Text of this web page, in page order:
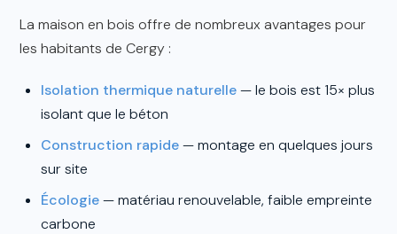
La maison en bois offre de nombreux avantages pour
les habitants de Cergy :
Isolation thermique naturelle— le bois est 15× plus
isolant que le béton
Construction rapide— montage en quelques jours
sur site
Écologie— matériau renouvelable, faible empreinte
carbone